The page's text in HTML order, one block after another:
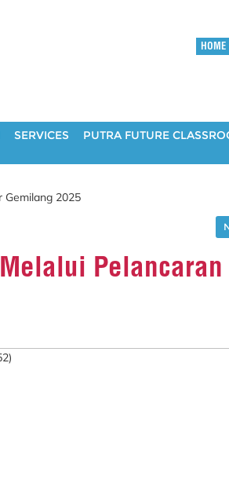
HOME
SERVICES PUTRA FUTURE
Gemilang 2025
Pelancaran